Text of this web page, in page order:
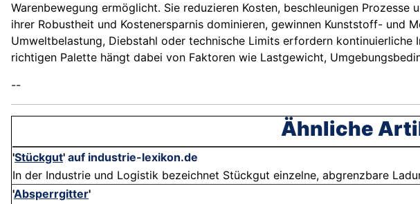
Warenbewegung ermöglicht. Sie reduzieren Kosten, beschleunigen
ihrer Robustheit und Kostenersparnis dominieren, gewinnen Kunststoff- und
Umweltbelastung, Diebstahl oder technische Limits erfordern
richtigen Palette hängt dabei von Faktoren wie Lastgewicht,
--
Ähnliche
'Stückgut' auf industrie-lexikon.de
In der Industrie und Logistik bezeichnet Stückgut einzelne, abgrenzbare
'Absperrgitter'